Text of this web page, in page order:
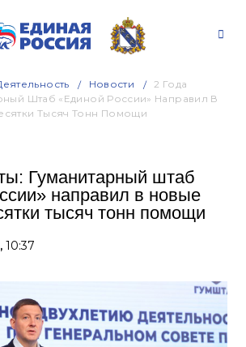
Новости
2 Года
Штаб «Единой России» Направил В
Тысяч Тонн Помощи
Гуманитарный штаб
направил в новые
тысяч тонн помощи
10:37